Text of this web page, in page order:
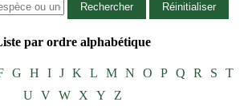
Rechercher Réinitialiser
par ordre alphabétique
G H I J K L M N O P Q R S
T
U
V W X Y
Z